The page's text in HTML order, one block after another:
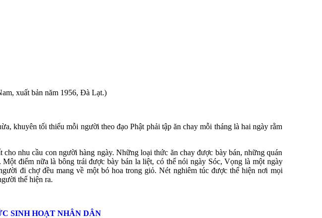
xuất bản năm 1956, Đà Lạt.)
khuyên tối thiểu mỗi người theo đạo Phật phải tập ăn chay mỗi tháng là hai ngày rằm
nhu cầu con người hàng ngày. Những loại thức ăn chay được bày bán, những quán
điểm nữa là bông trái được bày bán la liệt, có thể nói ngày Sóc, Vọng là một ngày
đi chợ đều mang về một bó hoa trong giỏ. Nét nghiêm túc được thể hiện nơi mọi
thể hiện ra.
SINH HOẠT NHÂN DÂN